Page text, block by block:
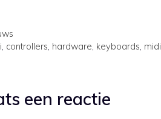
, controllers, hardware, keyboards, midi
een reactie